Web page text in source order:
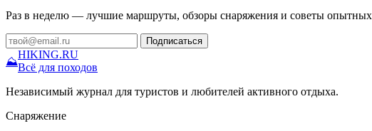
Раз в неделю — лучшие маршруты, обзоры снаряжения и советы опытных
Подписаться
⛰
HIKING.RU
Всё для походов
Независимый журнал для туристов и любителей активного отдыха.
Снаряжение